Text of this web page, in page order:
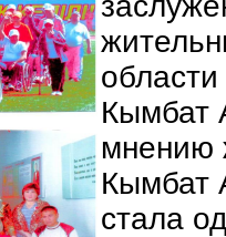
Кымбат
мнению
Кымбат
стала